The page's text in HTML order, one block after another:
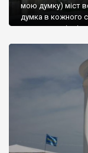
мою думку) міст
думка в кожного
запрошую